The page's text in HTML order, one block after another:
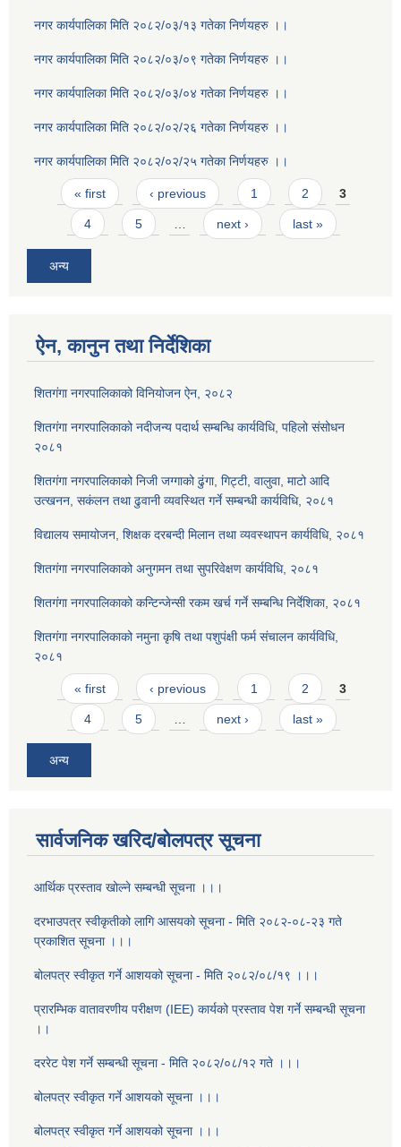
नगर कार्यपालिका मिति २०८२/०३/१३ गतेका निर्णयहरु ।।
नगर कार्यपालिका मिति २०८२/०३/०९ गतेका निर्णयहरु ।।
नगर कार्यपालिका मिति २०८२/०३/०४ गतेका निर्णयहरु ।।
नगर कार्यपालिका मिति २०८२/०२/२६ गतेका निर्णयहरु ।।
नगर कार्यपालिका मिति २०८२/०२/२५ गतेका निर्णयहरु ।।
Pages
« first ‹ previous 1 2 3
4 5 … next › last »
अन्य
ऐन, कानुन तथा निर्देशिका
शितगंगा नगरपालिकाको विनियोजन ऐन, २०८२
शितगंगा नगरपालिकाको नदीजन्य पदार्थ सम्बन्धि कार्यविधि, पहिलो संसोधन
२०८१
शितगंगा नगरपालिकाको निजी जग्गाको ढुंगा, गिट्टी, वालुवा, माटो आदि
उत्खनन, सकंलन तथा ढुवानी व्यवस्थित गर्ने सम्बन्धी कार्यविधि, २०८१
विद्यालय समायोजन, शिक्षक दरबन्दी मिलान तथा व्यवस्थापन कार्यविधि, २०८१
शितगंगा नगरपालिकाको अनुगमन तथा सुपरिवेक्षण कार्यविधि, २०८१
शितगंगा नगरपालिकाको कन्टिन्जेन्सी रकम खर्च गर्ने सम्बन्धि निर्देशिका, २०८१
शितगंगा नगरपालिकाको नमुना कृषि तथा पशुपंक्षी फर्म संचालन कार्यविधि,
२०८१
Pages
« first ‹ previous 1 2 3
4 5 next › last »
अन्य
सार्वजनिक खरिद/बोलपत्र सूचना
आर्थिक प्रस्ताव खोल्ने सम्बन्धी सूचना ।।।
दरभाउपत्र स्वीकृतीको लागि आसयको सूचना - मिति २०८२-०८-२३ गते
प्रकाशित सूचना ।।।
बोलपत्र स्वीकृत गर्ने आशयको सूचना - मिति २०८२/०८/१९ ।।।
प्रारम्भिक वातावरणीय परीक्षण (IEE) कार्यको प्रस्ताव पेश गर्ने सम्बन्धी सूचना
।।
दररेट पेश गर्ने सम्बन्धी सूचना - मिति २०८२/०८/१२ गते ।।।
बोलपत्र स्वीकृत गर्ने आशयको सूचना ।।।
बोलपत्र स्वीकृत गर्ने आशयको सूचना ।।।